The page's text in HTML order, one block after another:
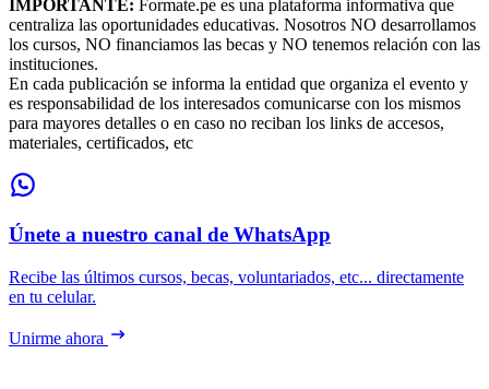
IMPORTANTE: Formate.pe es una plataforma informativa que
centraliza las oportunidades educativas. Nosotros NO desarrollamos
los cursos, NO financiamos las becas y NO tenemos relación con las
instituciones.
En cada publicación se informa la entidad que organiza el evento y
es responsabilidad de los interesados comunicarse con los mismos
para mayores detalles o en caso no reciban los links de accesos,
materiales, certificados, etc
Únete a nuestro canal de WhatsApp
Recibe las últimos cursos, becas, voluntariados, etc... directamente
en tu celular.
Unirme ahora